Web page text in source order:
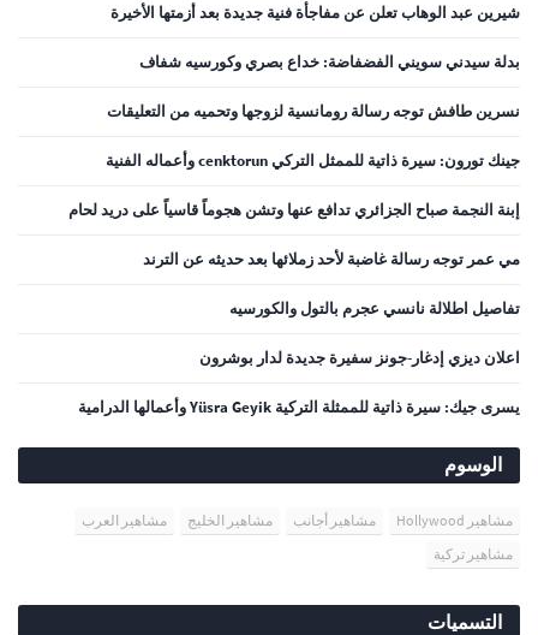
شيرين عبد الوهاب تعلن عن مفاجأة فنية جديدة بعد أزمتها الأخيرة
بدلة سيدني سويني الفضفاضة: خداع بصري وكورسيه شفاف
نسرين طافش توجه رسالة رومانسية لزوجها وتحميه من التعليقات
جينك تورون: سيرة ذاتية للممثل التركي cenktorun وأعماله الفنية
إبنة النجمة صباح الجزائري تدافع عنها وتشن هجوماً قاسياً على دريد لحام
مي عمر توجه رسالة غاضبة لأحد زملائها بعد حديثه عن الترند
تفاصيل اطلالة نانسي عجرم بالتول والكورسيه
اعلان ديزي إدغار-جونز سفيرة جديدة لدار بوشرون
يسرى جيك: سيرة ذاتية للممثلة التركية Yüsra Geyik وأعمالها الدرامية
الوسوم
مشاهير Hollywood مشاهير أجانب مشاهير الخليج
مشاهير العرب
مشاهير تركية
التسميات